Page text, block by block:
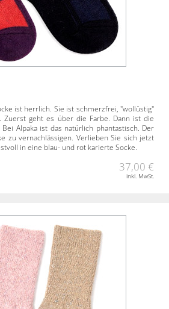
ist herrlich. Sie ist schmerzfrei, "wollüstig"
Zuerst geht es über die Farbe. Dann ist die
Alpaka ist das natürlich phantastisch. Der
zu vernachlässigen. Verlieben Sie sich jetzt
in eine blau- und rot karierte Socke.
37,00 €
inkl. MwSt.